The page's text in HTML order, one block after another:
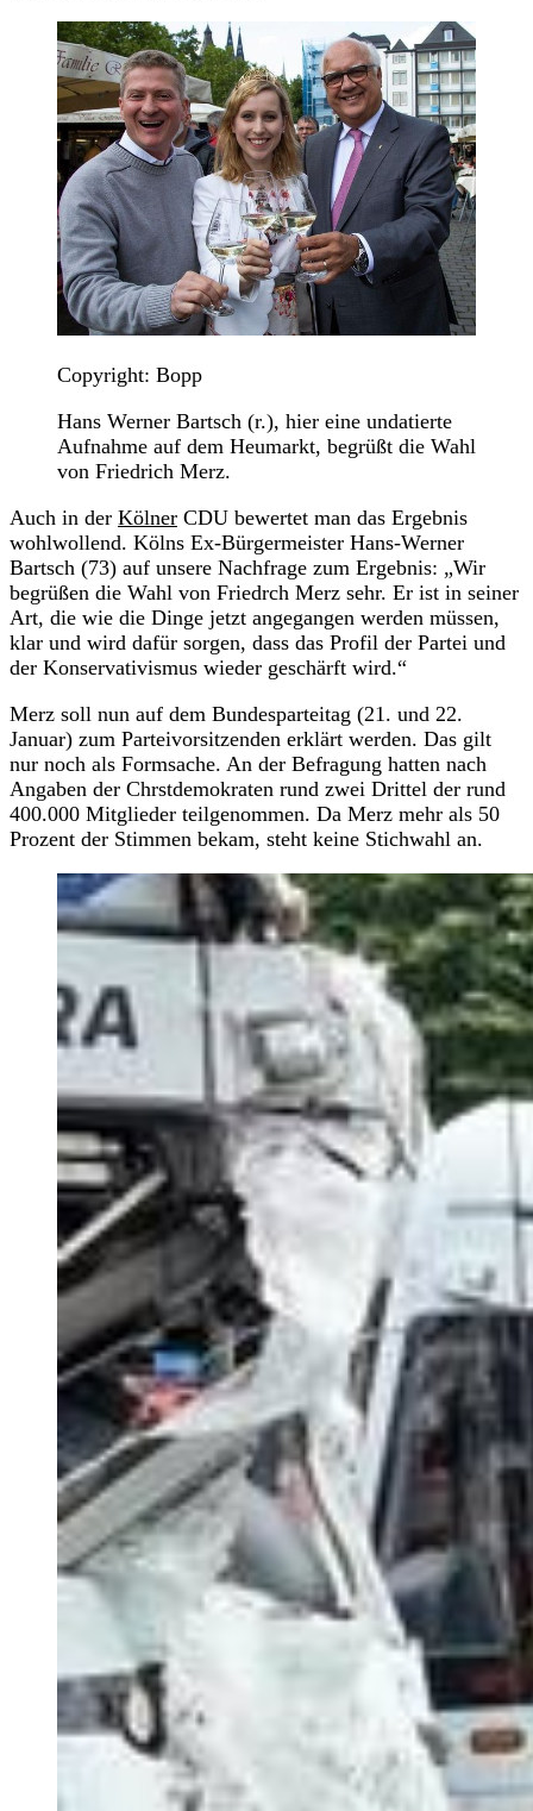
Copyright: Bopp
Hans Werner Bartsch (r.), hier eine undatierte
Aufnahme auf dem Heumarkt, begrüßt die Wahl
von Friedrich Merz.
Auch in der Kölner CDU bewertet man das Ergebnis
wohlwollend. Kölns Ex-Bürgermeister Hans-Werner
Bartsch (73) auf unsere Nachfrage zum Ergebnis: „Wir
begrüßen die Wahl von Friedrch Merz sehr. Er ist in seiner
Art, die wie die Dinge jetzt angegangen werden müssen,
klar und wird dafür sorgen, dass das Profil der Partei und
der Konservativismus wieder geschärft wird.“
Merz soll nun auf dem Bundesparteitag (21. und 22.
Januar) zum Parteivorsitzenden erklärt werden. Das gilt
nur noch als Formsache. An der Befragung hatten nach
Angaben der Chrstdemokraten rund zwei Drittel der rund
400.000 Mitglieder teilgenommen. Da Merz mehr als 50
Prozent der Stimmen bekam, steht keine Stichwahl an.